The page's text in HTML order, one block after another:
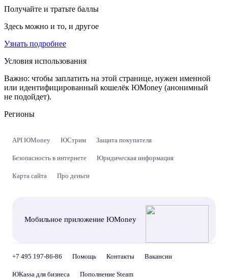
Получайте и тратьте баллы
Здесь можно и то, и другое
Узнать подробнее
Условия использования
Важно: чтобы заплатить на этой странице, нужен именной
или идентифицированный кошелёк ЮMoney (анонимный
не подойдет).
Регионы
API ЮMoney ЮСтрим Защита покупателя
Безопасность в интернете Юридическая информация
Карта сайта Про деньги
Мобильное приложение ЮMoney
+7 495 197-86-86 Помощь Контакты Вакансии
ЮKassa для бизнеса Пополнение Steam